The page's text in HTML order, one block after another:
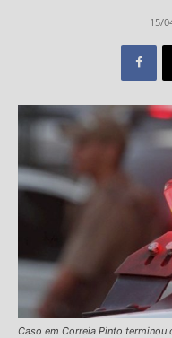
15/
Caso em Correia Pinto